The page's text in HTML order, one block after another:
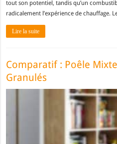
tout son potentiel, tandis qu’un
radicalement l’expérience de chauffage.
Lire la suite
Comparatif : Poêle
Granulés